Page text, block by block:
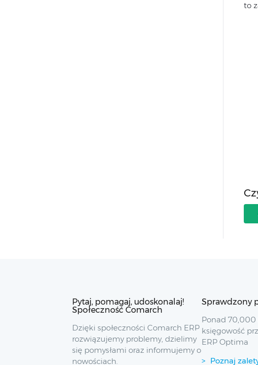
to
Pytaj, pomagaj, udoskonalaj!
Społeczność Comarch
Dzięki społeczności Comarch ERP
rozwiązujemy problemy, dzielimy
się pomysłami oraz informujemy o
nowościach.
Sprawdzony
Ponad
księgowość
ERP Optima
Poznaj